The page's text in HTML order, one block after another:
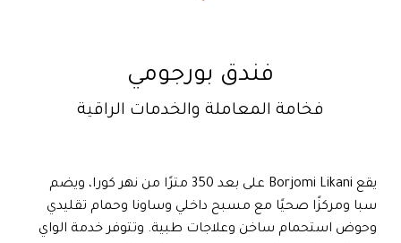
فندق بورجومي
فخامة المعاملة والخدمات الراقية
يقع Borjomi Likani على بعد 350 مترًا من نهر كورا، ويضم
سبا ومركزًا صحيًا مع مسبح داخلي وساونا وحمام تقليدي
وحوض استحمام ساخن وعلاجات طبية. وتتوفر خدمة الواي